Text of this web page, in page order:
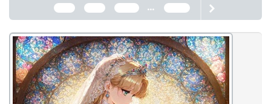
...